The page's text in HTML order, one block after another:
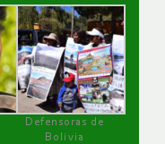
Defensoras de
Bolivia